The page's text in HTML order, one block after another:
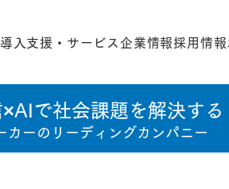
導入支援・サービス 企業情報採用情報
×AIで社会課題を解決する
カーのリーディングカンパニー